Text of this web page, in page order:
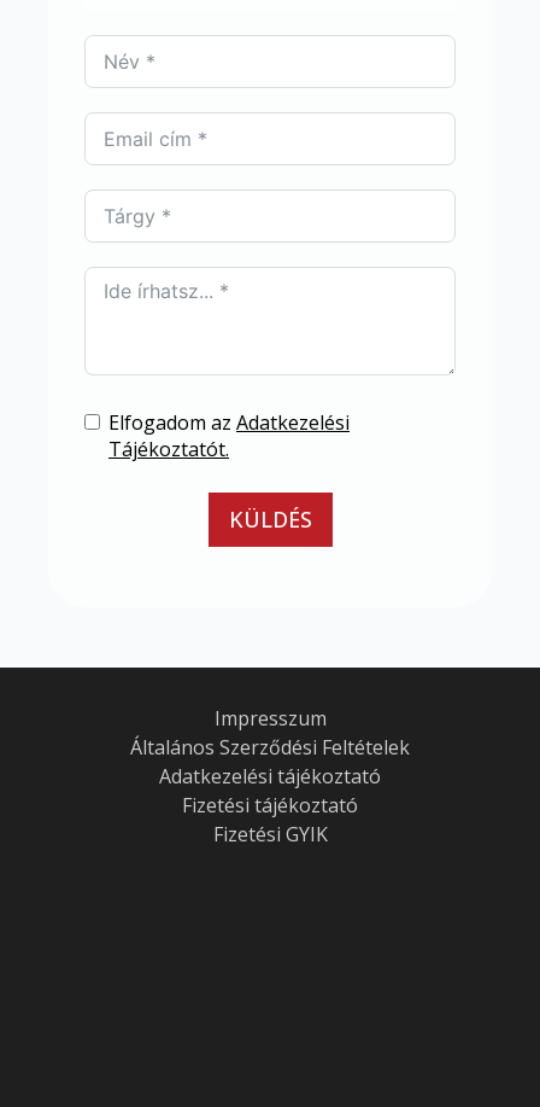
Elfogadom az Adatkezelési
Tájékoztatót.
KÜLDÉS
Impresszum
Általános Szerződési Feltételek
Adatkezelési tájékoztató
Fizetési tájékoztató
Fizetési GYIK